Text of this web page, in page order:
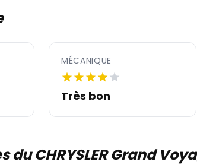
MÉCANIQUE
Très bon
CHRYSLER Grand